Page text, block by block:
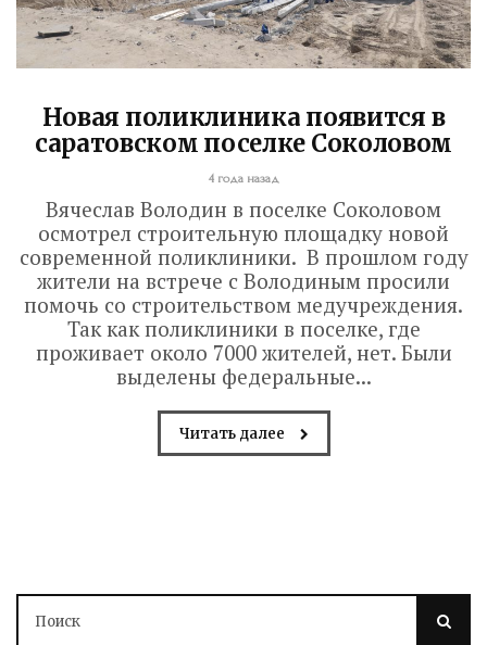
Новая поликлиника появится в
саратовском поселке Соколовом
4 года назад
Вячеслав Володин в поселке Соколовом
осмотрел строительную площадку новой
современной поликлиники. В прошлом году
жители на встрече с Володиным просили
помочь со строительством медучреждения.
Так как поликлиники в поселке, где
проживает около 7000 жителей, нет. Были
выделены федеральные...
Читать далее